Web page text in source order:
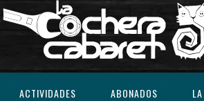
ACTIVIDADES ABONADOS